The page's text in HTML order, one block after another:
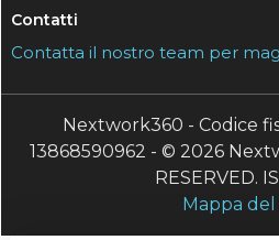
Contatti
Contatta il nostro team per
Nextwork360 - Codice
13868590962 - © 2026
RESERVED.
Mappa del